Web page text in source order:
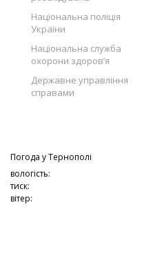
Національна поліція
України
Національна служба
охорони здоров’я
Державне управління
справами
Погода уТернополі
вологість:
тиск:
вітер: